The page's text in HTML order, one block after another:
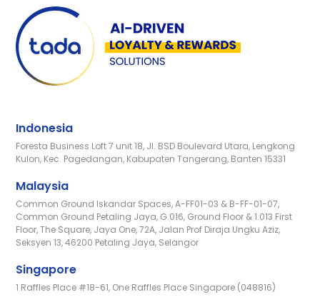
Indonesia
Foresta Business Loft 7 unit 18, Jl. BSD Boulevard Utara, Lengkong
Kulon, Kec. Pagedangan, Kabupaten Tangerang, Banten 15331
Malaysia
Common Ground Iskandar Spaces, A-FF01-03 & B-FF-01-07,
Common Ground Petaling Jaya, G.016, Ground Floor & 1.013 First
Floor, The Square, Jaya One, 72A, Jalan Prof Diraja Ungku Aziz,
Seksyen 13, 46200 Petaling Jaya, Selangor
Singapore
1 Raffles Place #18-61, One Raffles Place Singapore (048816)